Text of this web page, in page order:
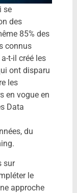
se
des
85% des
connus
t-il créé les
ont disparu
les
en vogue en
Data
du
sur
le
approche